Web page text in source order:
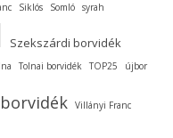
Siklós Somló syrah
Szekszárdi borvidék
Tolnai borvidék TOP25 újbor
Villányi Franc